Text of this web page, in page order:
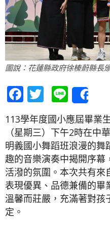
圖說：花蓮縣政府徐榛蔚縣長
Facebook
Twitter
Line
113學年度國小應屆畢業
（星期三）下午2時在中
明義國小舞蹈班浪漫的
趣的音樂演奏中揭開序幕
活潑的氛圍。本次共有來
表現優異、品德兼備的
溫馨而莊嚴，充滿著對孩
定。